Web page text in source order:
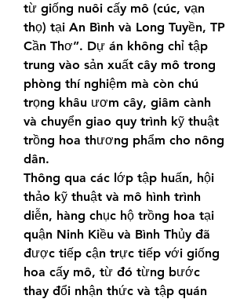
từ giống nuôi cấy mô (cúc, vạn
thọ) tại An Bình và Long Tuyền, TP
Cần Thơ”. Dự án không chỉ tập
trung vào sản xuất cây mô trong
phòng thí nghiệm mà còn chú
trọng khâu ươm cây, giâm cành
và chuyển giao quy trình kỹ thuật
trồng hoa thương phẩm cho nông
dân.
Thông qua các lớp tập huấn, hội
thảo kỹ thuật và mô hình trình
diễn, hàng chục hộ trồng hoa tại
quận Ninh Kiều và Bình Thủy đã
được tiếp cận trực tiếp với giống
hoa cấy mô, từ đó từng bước
thay đổi nhận thức và tập quán